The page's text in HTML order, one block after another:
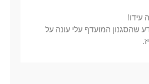
עידו!
שהסגנון המועדף עלי עונה על